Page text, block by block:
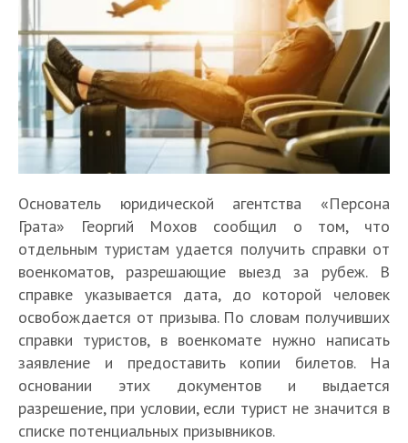
Основатель юридической агентства «Персона
Грата» Георгий Мохов сообщил о том, что
отдельным туристам удается получить справки от
военкоматов, разрешающие выезд за рубеж. В
справке указывается дата, до которой человек
освобождается от призыва. По словам получивших
справки туристов, в военкомате нужно написать
заявление и предоставить копии билетов. На
основании этих документов и выдается
разрешение, при условии, если турист не значится в
списке потенциальных призывников.